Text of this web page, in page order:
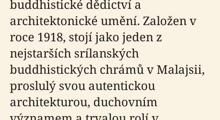
buddhistické dědictví a
architektonické umění. Založen v
roce 1918, stojí jako jeden z
nejstarších srílanských
buddhistických chrámů v Malajsii,
proslulý svou autentickou
architekturou, duchovním